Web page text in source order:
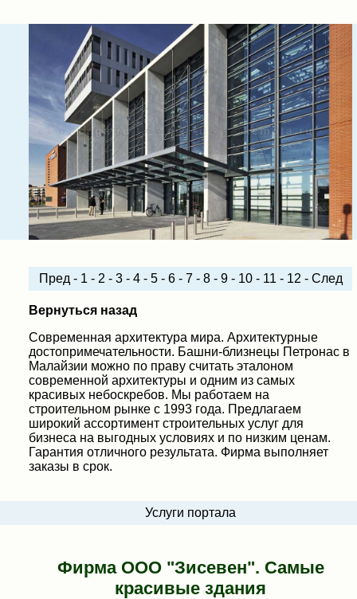
Пред - 1 - 2 - 3- 4- 5- 6- 7- 8- 9- 10- 11 - 12 - След
Вернуться назад
Современная архитектура мира. Архитектурные
достопримечательности. Башни-близнецы Петронас в
Малайзии можно по праву считать эталоном
современной архитектуры и одним из самых
красивых небоскребов. Мы работаем на
строительном рынке с 1993 года. Предлагаем
широкий ассортимент строительных услуг для
бизнеса на выгодных условиях и по низким ценам.
Гарантия отличного результата. Фирма выполняет
заказы в срок.
Услуги портала
Фирма ООО "Зисевен". Самые
красивые здания